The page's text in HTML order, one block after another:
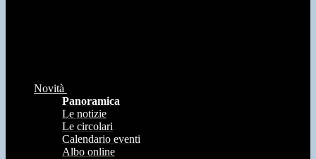
Novità
Panoramica
Le notizie
Le circolari
Calendario eventi
Albo online